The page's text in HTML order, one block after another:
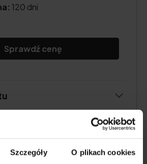
Szczegóły O plikach cookies
120 dni
Sprawdź cenę